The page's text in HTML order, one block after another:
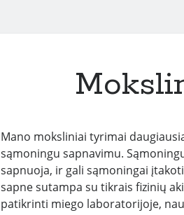
Mano moksliniai tyrimai
sąmoningu sapnavimu.
sapnuoja, ir gali sąmoningai
sapne sutampa su tikrais fizinių
patikrinti miego laboratorijoje,